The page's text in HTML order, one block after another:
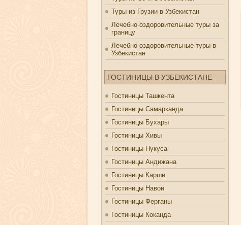
Туры из Грузии в Узбекистан
Лечебно-оздоровительные туры за
границу
Лечебно-оздоровительные туры в
Узбекистан
ГОСТИНИЦЫ В УЗБЕКИСТАНЕ
Гостиницы Ташкента
Гостиницы Самарканда
Гостиницы Бухары
Гостиницы Хивы
Гостиницы Нукуса
Гостиницы Андижана
Гостиницы Карши
Гостиницы Навои
Гостиницы Ферганы
Гостиницы Коканда